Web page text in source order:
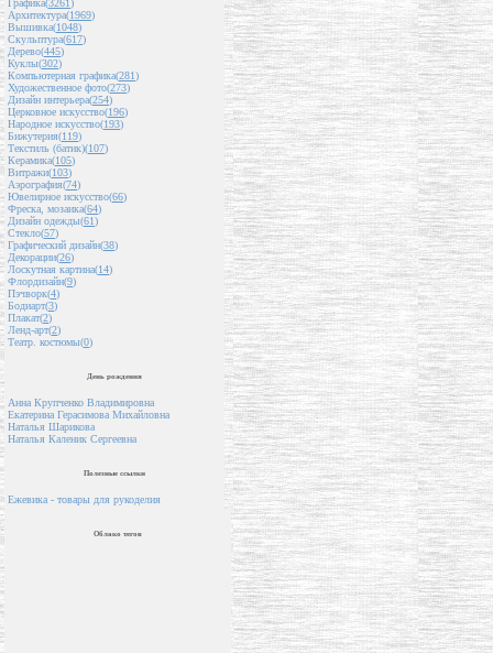
Графика(3261)
Архитектура(1969)
Вышивка(1048)
Скульптура(617)
Дерево(445)
Куклы(302)
Компьютерная графика(281)
Художественное фото(273)
Дизайн интерьера(254)
Церковное искусство(196)
Народное искусство(193)
Бижутерия(119)
Текстиль (батик)(107)
Керамика(105)
Витражи(103)
Аэрография(74)
Ювелирное искусство(66)
Фреска, мозаика(64)
Дизайн одежды(61)
Стекло(57)
Графический дизайн(38)
Декорации(26)
Лоскутная картина(14)
Флордизайн(9)
Пэчворк(4)
Бодиарт(3)
Плакат(2)
Ленд-арт(2)
Театр. костюмы(0)
День рождения
Анна Крупченко Владимировна
Екатерина Герасимова Михайловна
Наталья Шарикова
Наталья Каленик Сергеевна
Полезные ссылки
Ежевика - товары для рукоделия
Облако тегов